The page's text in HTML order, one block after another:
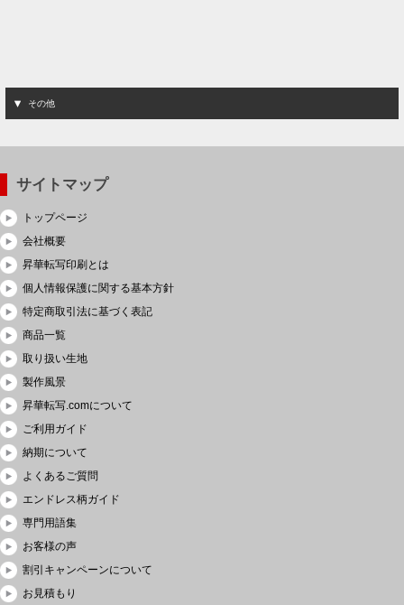
その他
サイトマップ
トップページ
会社概要
昇華転写印刷とは
個人情報保護に関する基本方針
特定商取引法に基づく表記
商品一覧
取り扱い生地
製作風景
昇華転写.comについて
ご利用ガイド
納期について
よくあるご質問
エンドレス柄ガイド
専門用語集
お客様の声
割引キャンペーンについて
お見積もり